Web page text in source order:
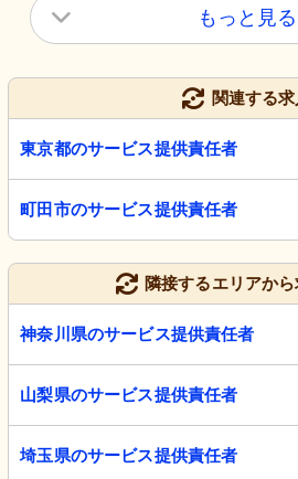
もっと見る
関連する求
東京都のサービス提供責任者
町田市のサービス提供責任者
隣接するエリアか
神奈川県のサービス提供責任者
山梨県のサービス提供責任者
埼玉県のサービス提供責任者